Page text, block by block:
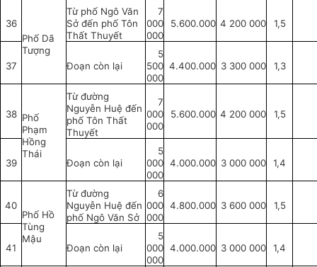
36
Phố Dã
Tượng
Từ phố Ngô Văn
Sở đến phố Tôn
Thất Thuyết
7
000
000
5.600.000 4 200 000 1,5
37 Đoạn còn lại
5
500
000
4.400.000 3 300 000 1,3
38 Phố
Phạm
Hồng
Thái
Từ đường
Nguyễn Huệ đến
phố Tôn Thất
Thuyết
7
000
000
5.600.000 4 200 000 1,5
39 Đoạn còn lại
5
000
000
4.000.000 3 000 000 1,4
40
Phố Hồ
Tùng
Mậu
Từ đường
Nguyễn Huệ đến
phố Ngô Văn Sở
6
000
000
4.800.000 3 600 000 1,5
41 Đoạn còn lại
5
000
000
4.000.000 3 000 000 1,4